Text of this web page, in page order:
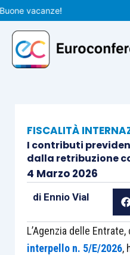
Vai
al
contenuto
vacanze!
FISCALITÀ
I contributi
dalla retribuzione
4 Marzo 2026
di Ennio Vial
L’Agenzia delle Entrate,
interpello n. 5/E/2026,